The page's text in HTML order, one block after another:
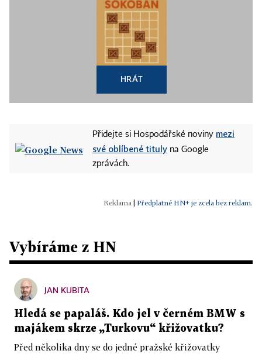
HRÁT
Přidejte si Hospodářské noviny mezi
své oblíbené tituly na Google
zprávách.
Předplatné HN+ je zcela bez reklam.
Vybíráme z HN
JAN KUBITA
Hledá se papaláš. Kdo jel v černém BMW s
majákem skrze „Turkovu“ křižovatku?
Před několika dny se do jedné pražské křižovatky